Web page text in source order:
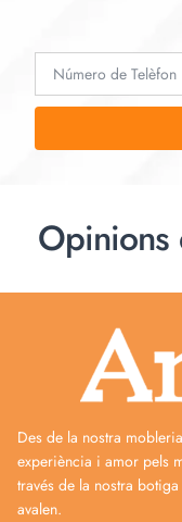
Opinions
Des de la nostra
experiència i amor pels
través de la nostra
avalen.